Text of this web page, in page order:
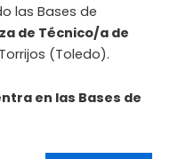
las Bases de
de Técnico/a de
(Toledo).
en las Bases de